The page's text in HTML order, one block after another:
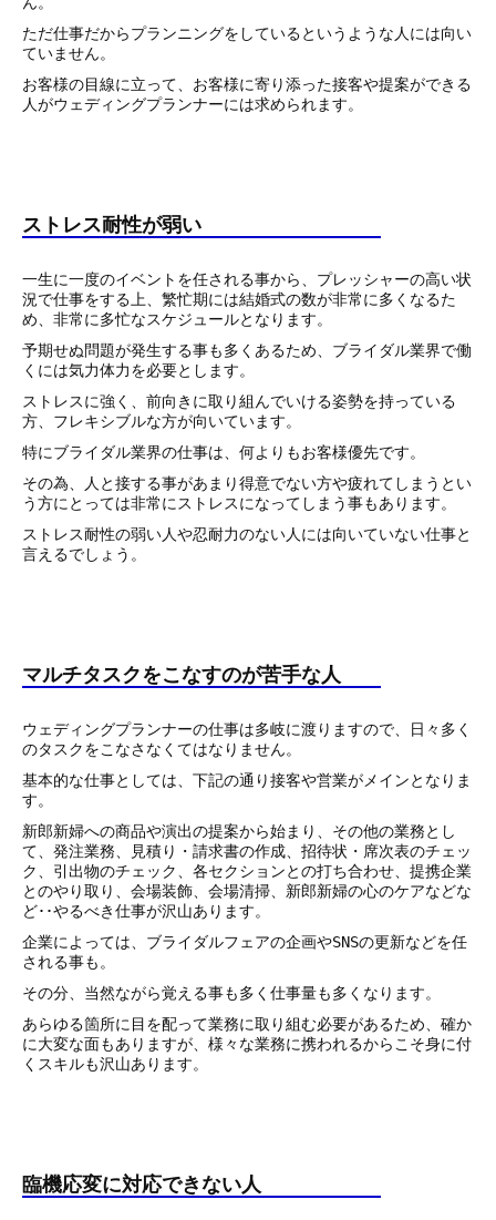
ただ仕事だからプランニングをしているというような人には向い
ていません。
お客様の目線に立って、お客様に寄り添った接客や提案ができる
人がウェディングプランナーには求められます。
ストレス耐性が弱い
一生に一度のイベントを任される事から、プレッシャーの高い状
況で仕事をする上、繁忙期には結婚式の数が非常に多くなるた
め、非常に多忙なスケジュールとなります。
予期せぬ問題が発生する事も多くあるため、ブライダル業界で働
くには気力体力を必要とします。
ストレスに強く、前向きに取り組んでいける姿勢を持っている
方、フレキシブルな方が向いています。
特にブライダル業界の仕事は、何よりもお客様優先です。
その為、人と接する事があまり得意でない方や疲れてしまうとい
う方にとっては非常にストレスになってしまう事もあります。
ストレス耐性の弱い人や忍耐力のない人には向いていない仕事と
言えるでしょう。
マルチタスクをこなすのが苦手な人
ウェディングプランナーの仕事は多岐に渡りますので、日々多く
のタスクをこなさなくてはなりません。
基本的な仕事としては、下記の通り接客や営業がメインとなりま
す。
新郎新婦への商品や演出の提案から始まり、その他の業務とし
て、発注業務、見積り・請求書の作成、招待状・席次表のチェッ
ク、引出物のチェック、各セクションとの打ち合わせ、提携企業
とのやり取り、会場装飾、会場清掃、新郎新婦の心のケアなどな
ど･･やるべき仕事が沢山あります。
企業によっては、ブライダルフェアの企画やSNSの更新などを任
される事も。
その分、当然ながら覚える事も多く仕事量も多くなります。
あらゆる箇所に目を配って業務に取り組む必要があるため、確か
に大変な面もありますが、様々な業務に携われるからこそ身に付
くスキルも沢山あります。
臨機応変に対応できない人